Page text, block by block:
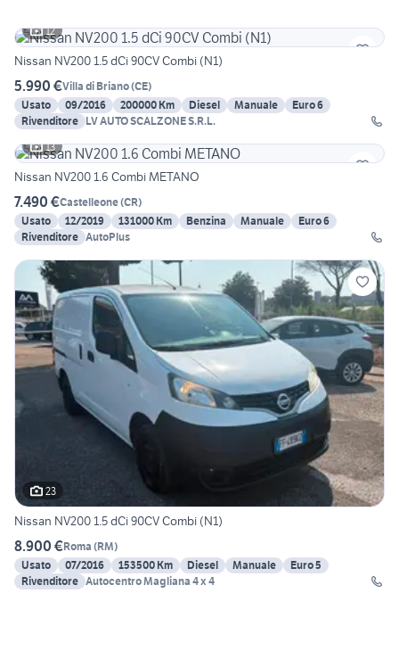
12
Nissan NV200 1.5 dCi 90CV Combi (N1)
5.990 €Villa di Briano(CE)
Usato
09/2016 200000 Km Diesel Manuale
Euro 6
Rivenditore LV AUTO SCALZONE S.R.L.
13
Nissan NV200 1.6 Combi METANO
7.490 €Castelleone(CR)
Usato
12/2019 131000 Km Benzina Manuale
Euro 6
Rivenditore AutoPlus
23
Nissan NV200 1.5 dCi 90CV Combi (N1)
8.900 €Roma (RM)
Usato
07/2016 153500 Km Diesel Manuale
Euro 5
Rivenditore Autocentro Magliana 4 x 4